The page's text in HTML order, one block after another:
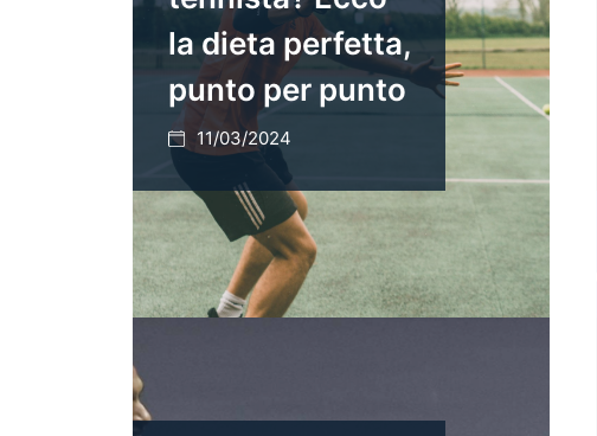
la dieta perfetta,
punto per punto
11/03/2024